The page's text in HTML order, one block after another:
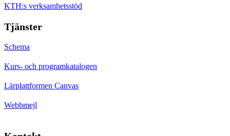
KTH:s verksamhetsstöd
Tjänster
Schema
Kurs- och programkatalogen
Lärplattformen Canvas
Webbmejl